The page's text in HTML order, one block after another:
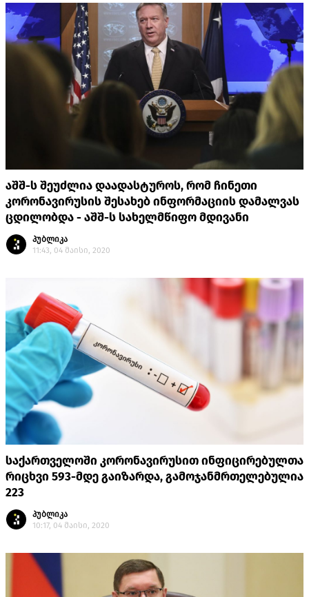
აშშ-ს შეუძლია დაადასტუროს, რომ ჩინეთი
კორონავირუსის შესახებ ინფორმაციის დამალვას
ცდილობდა - აშშ-ს სახელმწიფო მდივანი
პუბლიკა
11:43, 04 მაისი, 2020
საქართველოში კორონავირუსით ინფიცირებულთა
რიცხვი 593-მდე გაიზარდა, გამოჯანმრთელებულია
223
პუბლიკა
10:17, 04 მაისი, 2020